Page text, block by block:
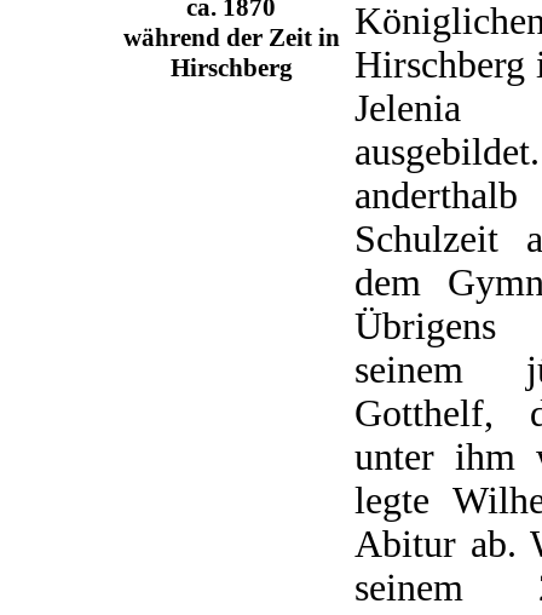
ca. 1870
während der Zeit in
Hirschberg
Hirschberg
Jelenia
Schulzeit
dem
Übrigens
seinem
Gotthelf,
unter ihm
legte
Abitur ab.
seinem